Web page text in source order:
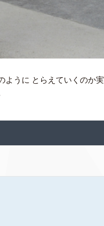
ように とらえていくのか実